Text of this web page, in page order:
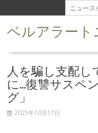
k
ベルアラート
人を騙し支配
に…復讐サスペ
グ」
2025年10月17日